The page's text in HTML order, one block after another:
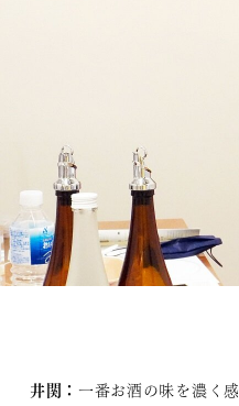
井関： 一番お酒の味を濃く